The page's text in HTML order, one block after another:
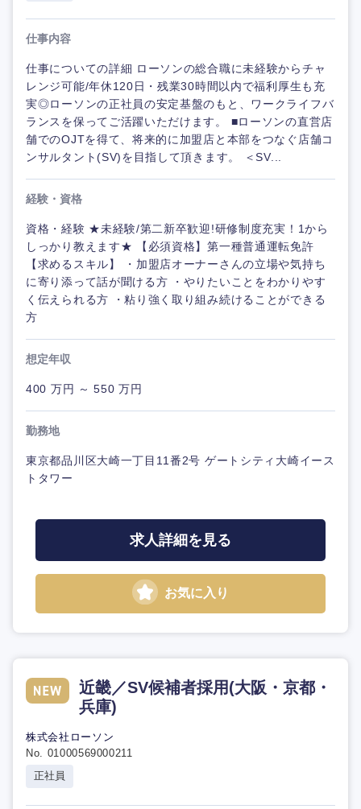
仕事内容
仕事についての詳細 ローソンの総合職に未経験からチャ
レンジ可能/年休120日・残業30時間以内で福利厚生も充
実◎ローソンの正社員の安定基盤のもと、ワークライフバ
ランスを保ってご活躍いただけます。 ■ローソンの直営店
舗でのOJTを得て、将来的に加盟店と本部をつなぐ店舗コ
ンサルタント(SV)を目指して頂きます。 ＜SV...
経験・資格
資格・経験 ★未経験/第二新卒歓迎!研修制度充実！1から
しっかり教えます★ 【必須資格】第一種普通運転免許
【求めるスキル】 ・加盟店オーナーさんの立場や気持ち
に寄り添って話が聞ける方 ・やりたいことをわかりやす
く伝えられる方 ・粘り強く取り組み続けることができる
方
想定年収
400 万円 ～ 550 万円
勤務地
東京都品川区大崎一丁目11番2号 ゲートシティ大崎イース
トタワー
求人詳細を見る
お気に入り
近畿／SV候補者採用(大阪・京都・
兵庫)
株式会社ローソン
No. 01000569000211
正社員